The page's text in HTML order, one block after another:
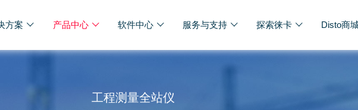
方案 产品中心 软件中心 服务与支持 探索徕卡 Disto商
工程测量全站仪